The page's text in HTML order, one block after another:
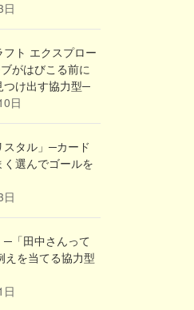
フト エクスプロー
がはびこる前に
つけ出す協力型─
日
スタル」─カード
選んでゴールを
─「田中さんって
えを当てる協力型